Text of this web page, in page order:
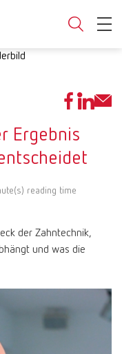
Ergebnis
reading time
der Zahntechnik,
und was die